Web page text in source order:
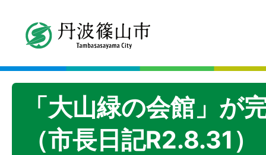
「大山緑の会館」が
（市長日記R2.8.31）